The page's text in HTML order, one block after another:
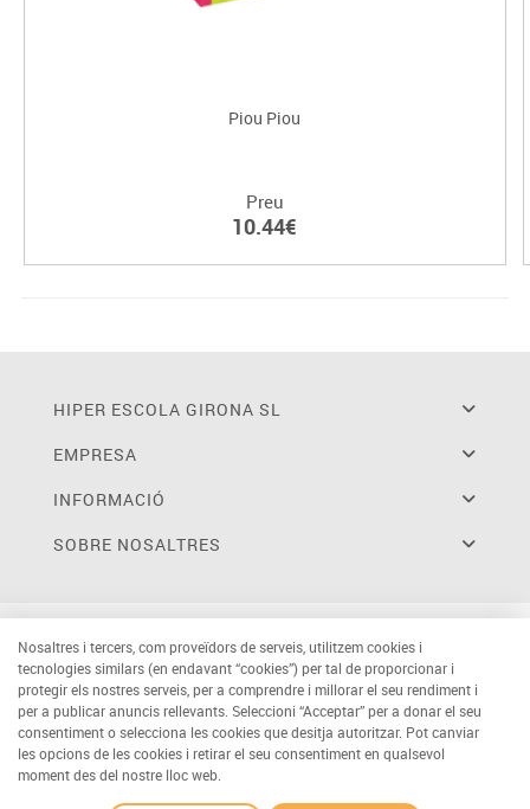
Piou Piou
Preu
10.44€
HIPER ESCOLA GIRONA SL
EMPRESA
INFORMACIÓ
SOBRE NOSALTRES
Nosaltres i tercers, com proveïdors de serveis, utilitzem cookies i
tecnologies similars (en endavant “cookies”) per tal de proporcionar i
protegir els nostres serveis, per a comprendre i millorar el seu rendiment i
per a publicar anuncis rellevants. Seleccioni “Acceptar” per a donar el seu
consentiment o selecciona les cookies que desitja autoritzar. Pot canviar
les opcions de les cookies i retirar el seu consentiment en qualsevol
moment des del nostre lloc web.